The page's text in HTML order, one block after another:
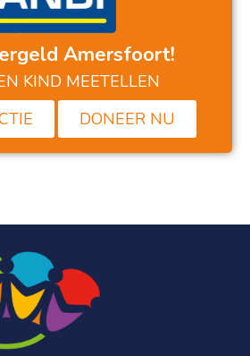
Amersfoort!
KIND MEETELLEN
DONEER NU